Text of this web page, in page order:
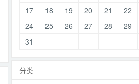
17
18 19 20 21 22
24
25 26 27 28 29
31
分类